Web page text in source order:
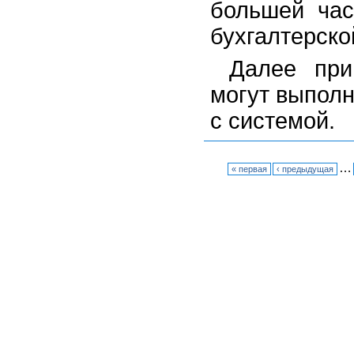
большей
Далее
могут
с системой.
« первая ‹ предыдущая …